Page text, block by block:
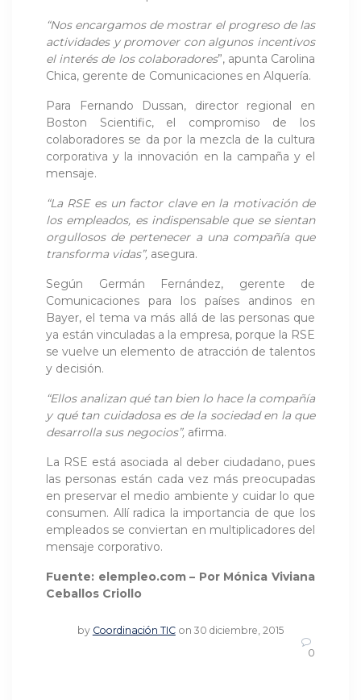
“Nos encargamos de mostrar el progreso de las
actividades y promover con algunos incentivos
el interés de los colaboradores”, apunta Carolina
Chica, gerente de Comunicaciones en Alquería.
Para Fernando Dussan, director regional en
Boston Scientific, el compromiso de los
colaboradores se da por la mezcla de la cultura
corporativa y la innovación en la campaña y el
mensaje.
“La RSE es un factor clave en la motivación de
los empleados, es indispensable que se sientan
orgullosos de pertenecer a una compañía que
transforma vidas”, asegura.
Según Germán Fernández, gerente de
Comunicaciones para los países andinos en
Bayer, el tema va más allá de las personas que
ya están vinculadas a la empresa, porque la RSE
se vuelve un elemento de atracción de talentos
y decisión.
“Ellos analizan qué tan bien lo hace la compañía
y qué tan cuidadosa es de la sociedad en la que
desarrolla sus negocios”, afirma.
La RSE está asociada al deber ciudadano, pues
las personas están cada vez más preocupadas
en preservar el medio ambiente y cuidar lo que
consumen. Allí radica la importancia de que los
empleados se conviertan en multiplicadores del
mensaje corporativo.
Fuente: elempleo.com – Por Mónica Viviana
Ceballos Criollo
by Coordinación TIC on 30 diciembre, 2015
0